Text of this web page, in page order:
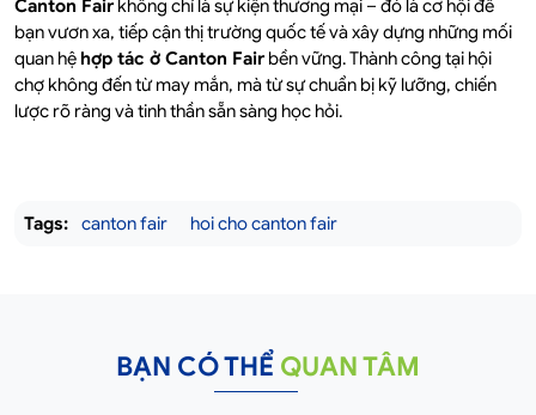
Canton Fair không chỉ là sự kiện thương mại – đó là cơ hội để
bạn vươn xa, tiếp cận thị trường quốc tế và xây dựng những mối
quan hệ hợp tác ở Canton Fair bền vững. Thành công tại hội
chợ không đến từ may mắn, mà từ sự chuẩn bị kỹ lưỡng, chiến
lược rõ ràng và tinh thần sẵn sàng học hỏi.
Tags: canton fair hoi cho canton fair
BẠN CÓ THỂ QUAN TÂM